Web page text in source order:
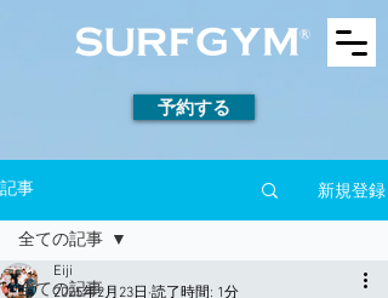
予約する
記事 新規登録
全ての記事
全ての記事
Eiji
2025年2月23日 読了時間: 1分